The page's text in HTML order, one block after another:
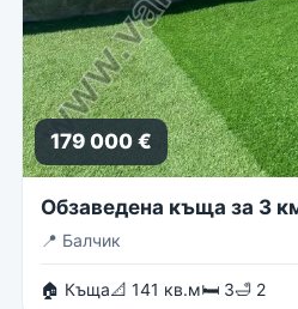
179 000 €
Обзаведена къща за 3
📍 Балчик
🏠 Къща📐 141 кв.м🛏 3🛁 2